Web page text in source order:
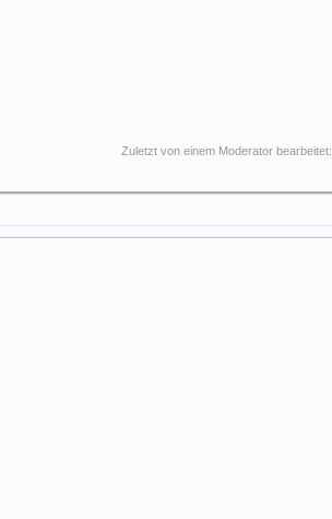
Zuletzt von einem Moderator bearbeitet: